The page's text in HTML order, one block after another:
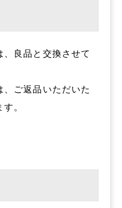
良品と交換させて
ご返品いただいた
。